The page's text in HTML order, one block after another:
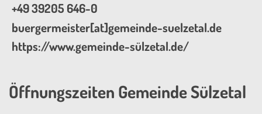
+49 39205 646-0
buergermeister[at]gemeinde-suelzetal.de
https://www.gemeinde-sülzetal.de/
Öffnungszeiten Gemeinde Sülzetal